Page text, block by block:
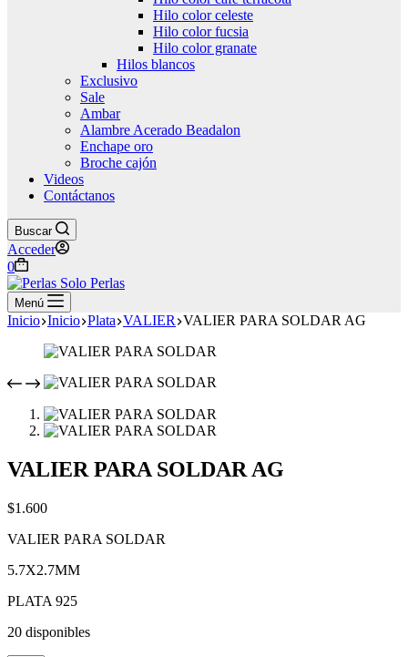
Hilo color celeste
Hilo color fucsia
Hilo color granate
Hilos blancos
Exclusivo
Sale
Ambar
Alambre Acerado Beadalon
Enchape oro
Broche cajón
Videos
Contáctanos
Buscar
Acceder
Carro
de
compra
0
Menú
Inicio Inicio Plata VALIER VALIER PARA SOLDAR AG
VALIER PARA SOLDAR AG
$1.600
VALIER PARA SOLDAR
5.7X2.7MM
PLATA 925
20 disponibles